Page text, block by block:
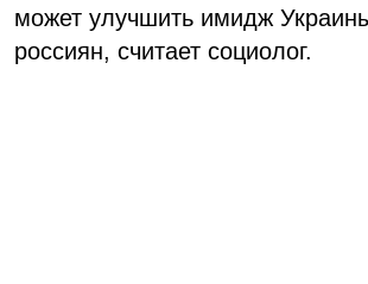
может улучшить имидж
россиян, считает социолог.